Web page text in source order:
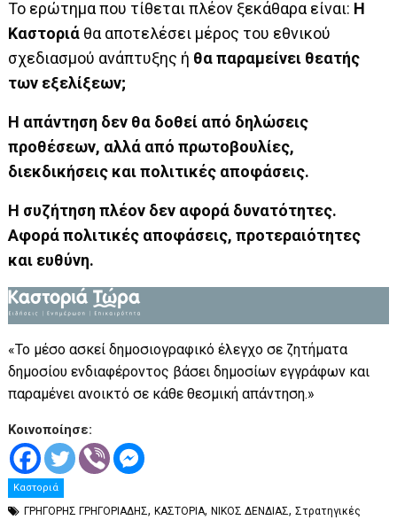
Το ερώτημα που τίθεται πλέον ξεκάθαρα είναι: Η
Καστοριά θα αποτελέσει μέρος του εθνικού
σχεδιασμού ανάπτυξης ή θα παραμείνει θεατής
των εξελίξεων;
Η απάντηση δεν θα δοθεί από δηλώσεις
προθέσεων, αλλά από πρωτοβουλίες,
διεκδικήσεις και πολιτικές αποφάσεις.
Η συζήτηση πλέον δεν αφορά δυνατότητες.
Αφορά πολιτικές αποφάσεις, προτεραιότητες
και ευθύνη.
«Το μέσο ασκεί δημοσιογραφικό έλεγχο σε ζητήματα
δημοσίου ενδιαφέροντος βάσει δημοσίων εγγράφων και
παραμένει ανοικτό σε κάθε θεσμική απάντηση.»
Κοινοποίησε:
Καστοριά
ΓΡΗΓΟΡΗΣ ΓΡΗΓΟΡΙΑΔΗΣ,ΚΑΣΤΟΡΙΑ,ΝΙΚΟΣ ΔΕΝΔΙΑΣ,Στρατηγικές